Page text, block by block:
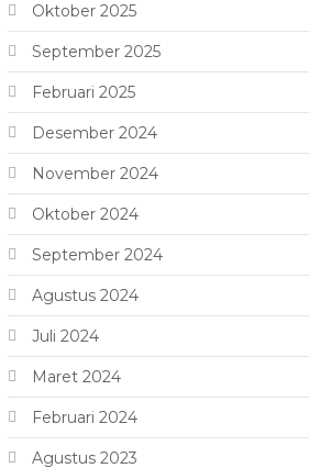
Oktober 2025
September 2025
Februari 2025
Desember 2024
November 2024
Oktober 2024
September 2024
Agustus 2024
Juli 2024
Maret 2024
Februari 2024
Agustus 2023